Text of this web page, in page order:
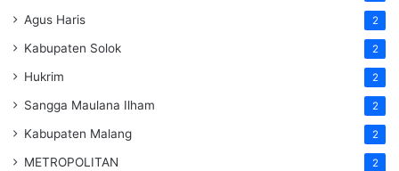
Agus Haris 2
Kabupaten Solok 2
Hukrim 2
Sangga Maulana Ilham 2
Kabupaten Malang 2
METROPOLITAN 2